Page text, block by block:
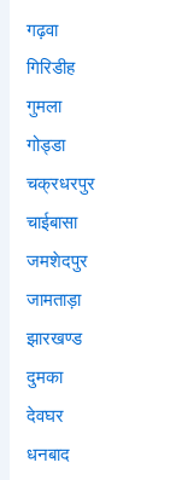
गढ़वा
गिरिडीह
गुमला
गोड्डा
चक्रधरपुर
चाईबासा
जमशेदपुर
जामताड़ा
झारखण्ड
दुमका
देवघर
धनबाद